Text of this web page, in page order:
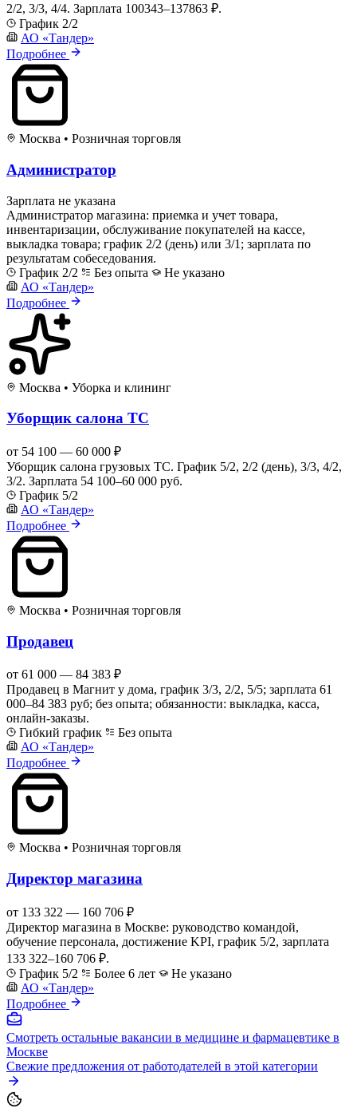
2/2, 3/3, 4/4. Зарплата 100343–137863 ₽.
График 2/2
АО «Тандер»
Подробнее
Москва • Розничная торговля
Администратор
Зарплата не указана
Администратор магазина: приемка и учет товара,
инвентаризации, обслуживание покупателей на кассе,
выкладка товара; график 2/2 (день) или 3/1; зарплата по
результатам собеседования.
График 2/2
Без опыта
Не указано
АО «Тандер»
Подробнее
Москва • Уборка и клининг
Уборщик салона ТС
от 54 100 — 60 000 ₽
Уборщик салона грузовых ТС. График 5/2, 2/2 (день), 3/3, 4/2,
3/2. Зарплата 54 100–60 000 руб.
График 5/2
АО «Тандер»
Подробнее
Москва • Розничная торговля
Продавец
от 61 000 — 84 383 ₽
Продавец в Магнит у дома, график 3/3, 2/2, 5/5; зарплата 61
000–84 383 руб; без опыта; обязанности: выкладка, касса,
онлайн-заказы.
Гибкий график
Без опыта
АО «Тандер»
Подробнее
Москва • Розничная торговля
Директор магазина
от 133 322 — 160 706 ₽
Директор магазина в Москве: руководство командой,
обучение персонала, достижение KPI, график 5/2, зарплата
133 322–160 706 ₽.
График 5/2
Более 6 лет
Не указано
АО «Тандер»
Подробнее
Смотреть остальные вакансии в медицине и фармацевтике в
Москве
Свежие предложения от работодателей в этой категории